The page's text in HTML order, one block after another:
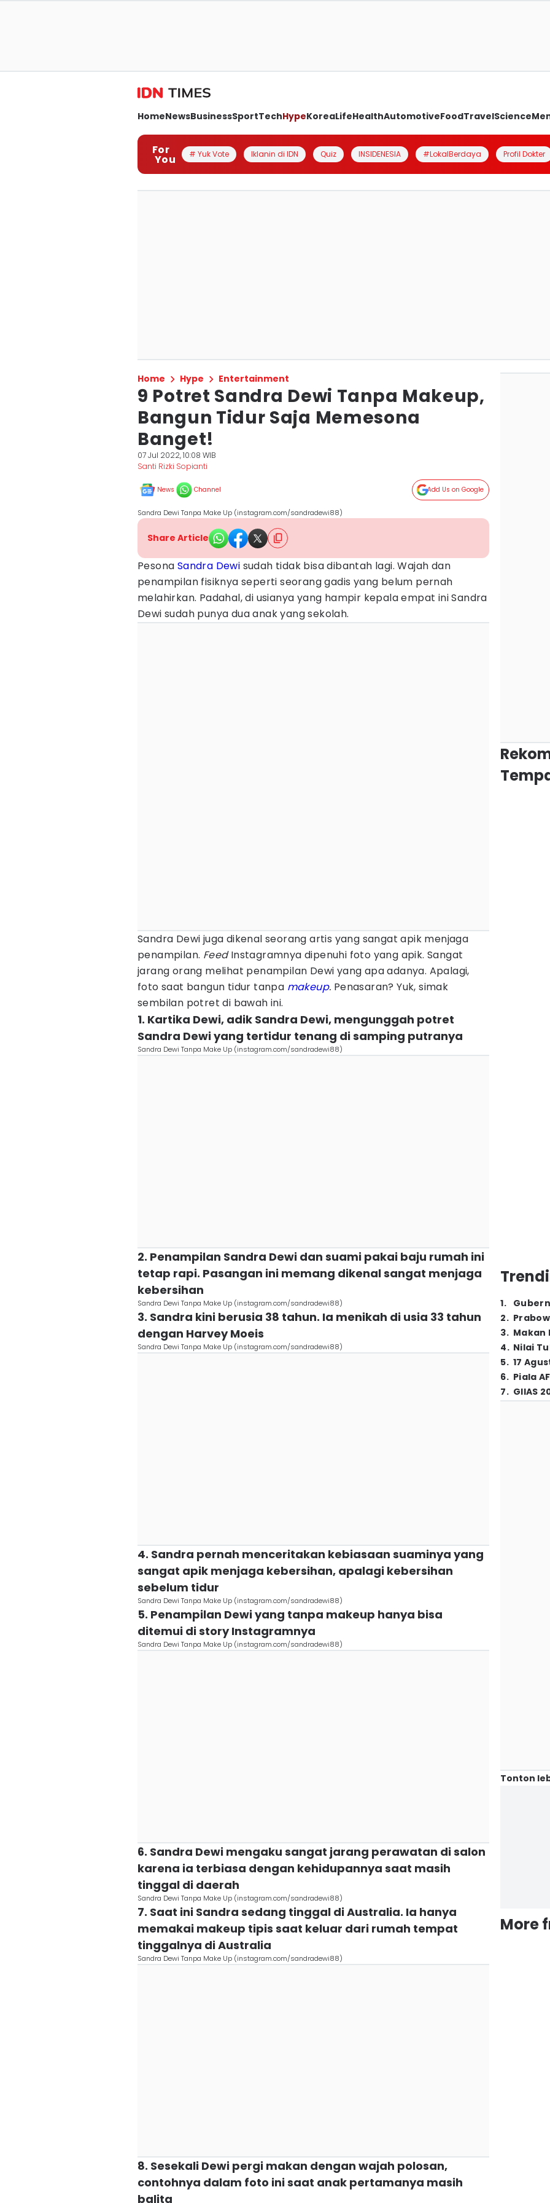
HomeNewsBusinessSportTechHypeKoreaLifeHealthAutomotiveFoodTravelScience
For
You # Yuk Vote Iklanin di IDN Quiz INSIDENESIA #LokalBerdaya Profil Dokter
Home Hype Entertainment
9 Potret Sandra Dewi Tanpa Makeup,
Bangun Tidur Saja Memesona
Banget!
07 Jul 2022, 10:08 WIB
Santi Rizki Sopianti
News Channel Add Us on Google
Sandra Dewi Tanpa Make Up (instagram.com/sandradewi88)
Share Article
Pesona Sandra Dewi sudah tidak bisa dibantah lagi. Wajah dan
penampilan fisiknya seperti seorang gadis yang belum pernah
melahirkan. Padahal, di usianya yang hampir kepala empat ini Sandra
Dewi sudah punya dua anak yang sekolah.
Sandra Dewi juga dikenal seorang artis yang sangat apik menjaga
penampilan. FeedInstagramnya dipenuhi foto yang apik. Sangat
jarang orang melihat penampilan Dewi yang apa adanya. Apalagi,
foto saat bangun tidur tanpa makeup. Penasaran? Yuk, simak
sembilan potret di bawah ini.
1. Kartika Dewi, adik Sandra Dewi, mengunggah potret
Sandra Dewi yang tertidur tenang di samping putranya
Sandra Dewi Tanpa Make Up (instagram.com/sandradewi88)
2. Penampilan Sandra Dewi dan suami pakai baju rumah ini
tetap rapi. Pasangan ini memang dikenal sangat menjaga
kebersihan
Sandra Dewi Tanpa Make Up (instagram.com/sandradewi88)
3. Sandra kini berusia 38 tahun. Ia menikah di usia 33 tahun
dengan Harvey Moeis
Sandra Dewi Tanpa Make Up (instagram.com/sandradewi88)
4. Sandra pernah menceritakan kebiasaan suaminya yang
sangat apik menjaga kebersihan, apalagi kebersihan
sebelum tidur
Sandra Dewi Tanpa Make Up (instagram.com/sandradewi88)
5. Penampilan Dewi yang tanpa makeup hanya bisa
ditemui di story Instagramnya
Sandra Dewi Tanpa Make Up (instagram.com/sandradewi88)
6. Sandra Dewi mengaku sangat jarang perawatan di salon
karena ia terbiasa dengan kehidupannya saat masih
tinggal di daerah
Sandra Dewi Tanpa Make Up (instagram.com/sandradewi88)
7. Saat ini Sandra sedang tinggal di Australia. Ia hanya
memakai makeup tipis saat keluar dari rumah tempat
tinggalnya di Australia
Sandra Dewi Tanpa Make Up (instagram.com/sandradewi88)
8. Sesekali Dewi pergi makan dengan wajah polosan,
contohnya dalam foto ini saat anak pertamanya masih
balita
1.
2.
3. Makan
4. Nilai
5. 17
6. Piala
7. GIIAS
Tonton
More